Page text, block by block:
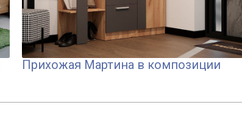
Прихожая Мартина в композиции